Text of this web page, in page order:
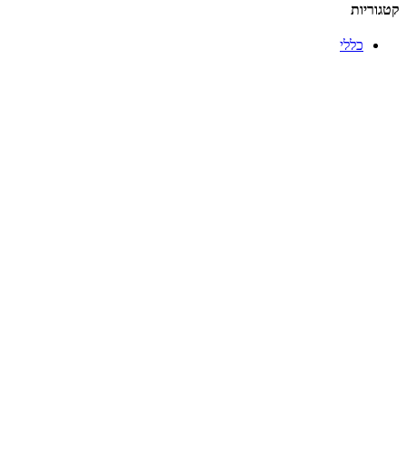
קטגוריות
כללי